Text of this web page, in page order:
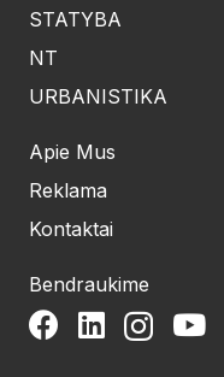
STATYBA
NT
URBANISTIKA
Apie Mus
Reklama
Kontaktai
Bendraukime